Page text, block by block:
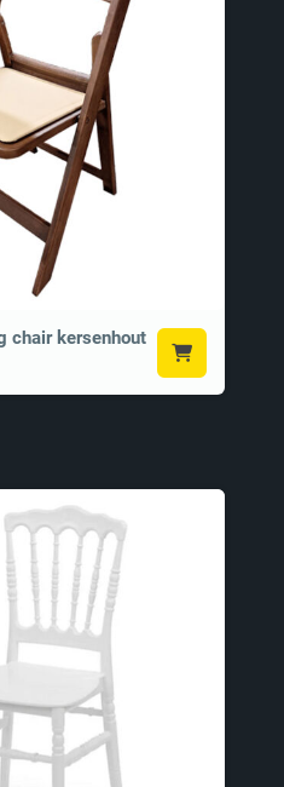
chair kersenhout